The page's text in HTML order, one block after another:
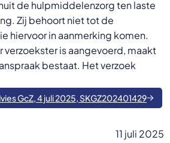
en bied proactieve
automatische zorgtoeslag. Zo
schulden, vermindert stress
zorg toegankelijk.
de hulpmiddelenzorg ten laste
Zij behoort niet tot de
hiervoor in aanmerking komen.
is aangevoerd, maakt
bestaat. Het verzoek
GcZ, 4 juli 2025, SKGZ202401429
11 juli 2025